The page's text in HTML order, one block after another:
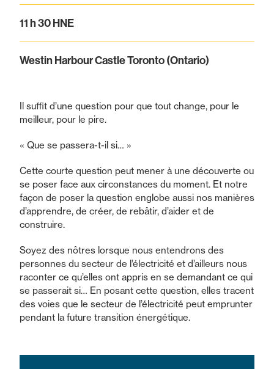
11 h 30 HNE
Westin Harbour Castle Toronto (Ontario)
Il suffit d’une question pour que tout change, pour le
meilleur, pour le pire.
« Que se passera-t-il si… »
Cette courte question peut mener à une découverte ou
se poser face aux circonstances du moment. Et notre
façon de poser la question englobe aussi nos manières
d’apprendre, de créer, de rebâtir, d’aider et de
construire.
Soyez des nôtres lorsque nous entendrons des
personnes du secteur de l’électricité et d’ailleurs nous
raconter ce qu’elles ont appris en se demandant ce qui
se passerait si… En posant cette question, elles tracent
des voies que le secteur de l’électricité peut emprunter
pendant la future transition énergétique.